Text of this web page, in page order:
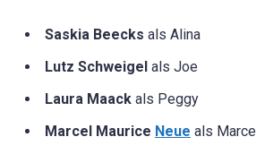
Saskia Beecks als Alina
Lutz Schweigel als Joe
Laura Maack als Peggy
Marcel Maurice Neue als Marcel